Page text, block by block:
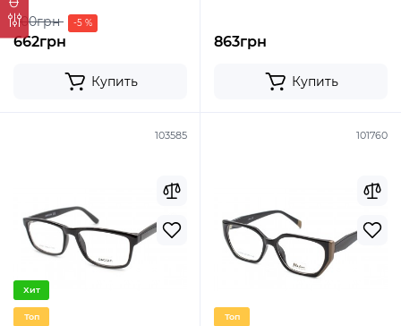
700грн -5 %
662грн
Купить
863грн
Купить
103585
Хит
Топ
101760
Топ